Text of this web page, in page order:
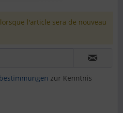
l'article sera de nouveau
zur Kenntnis